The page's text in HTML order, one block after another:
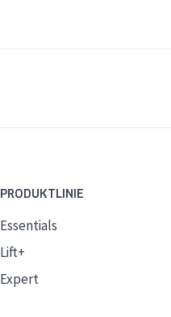
PRODUKTLINIE
Essentials
Lift+
Expert